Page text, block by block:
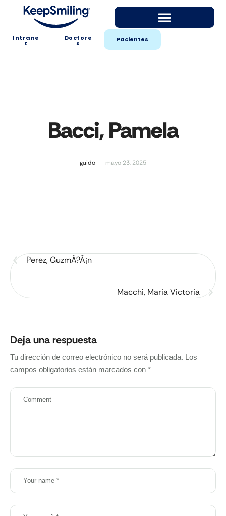
Intrane
t
Doctore
s Pacientes
Bacci, Pamela
guido mayo 23, 2025
Perez, GuzmÃ?Â¡n
Macchi, Maria Victoria
Deja una respuesta
Tu dirección de correo electrónico no será publicada. Los
campos obligatorios están marcados con *